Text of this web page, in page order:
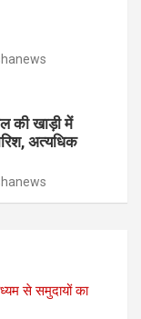
की खाड़ी में
अत्यधिक
से समुदायों का